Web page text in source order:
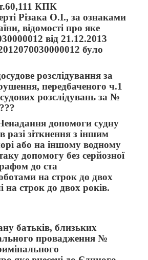
КПК
Різака О.І., за ознаками
відомості про яке
від 21.12.2013
було
розслідування за
передбаченого ч.1
розслідувань за №
допомоги судну
зіткнення з іншим
або на іншому водному
допомогу без серйозної
до ста
на строк до двох
на строк до двох років.
батьків, близьких
провадження №